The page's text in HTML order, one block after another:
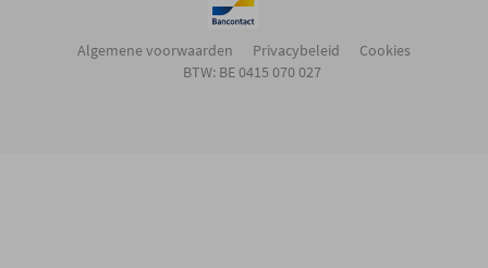
Algemene voorwaarden Privacybeleid
Cookies
BTW: BE 0415 070 027